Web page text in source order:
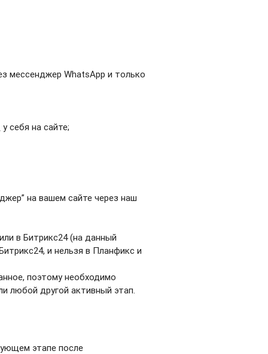
мессенджер WhatsApp и только
себя на сайте;
на вашем сайте через наш
в Битрикс24 (на данный
и нельзя в Планфикс и
поэтому необходимо
любой другой активный этап.
этапе после